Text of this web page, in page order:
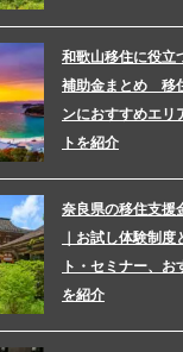
和歌山移住に役立
補助金まとめ 移
ンにおすすめエリ
トを紹介
奈良県の移住支援
｜お試し体験制度
ト・セミナー、お
を紹介